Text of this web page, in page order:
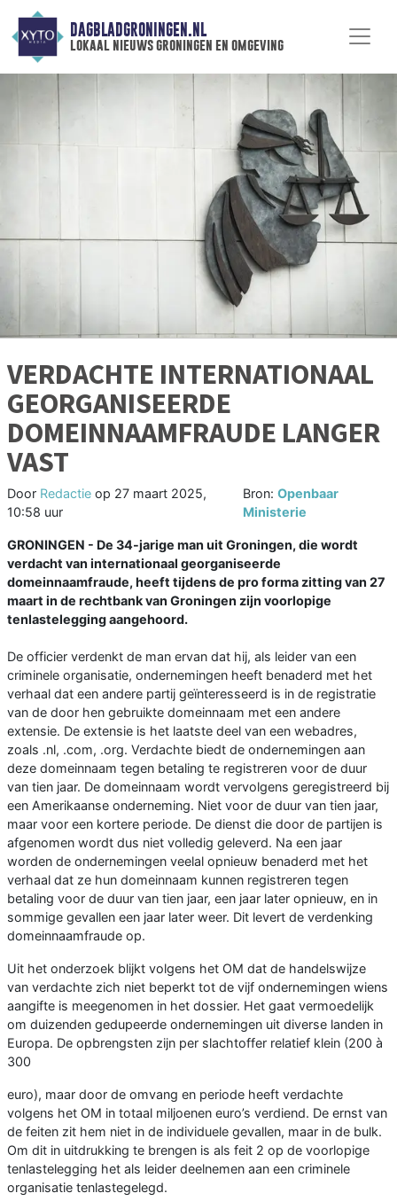
DAGBLADGRONINGEN.NL
lokaal nieuws groningen en omgeving
VERDACHTE INTERNATIONAAL
GEORGANISEERDE
DOMEINNAAMFRAUDE LANGER
VAST
Door Redactie op 27 maart 2025,
10:58 uur
Bron: Openbaar
Ministerie
GRONINGEN - De 34-jarige man uit Groningen, die wordt
verdacht van internationaal georganiseerde
domeinnaamfraude, heeft tijdens de pro forma zitting van 27
maart in de rechtbank van Groningen zijn voorlopige
tenlastelegging aangehoord.
De officier verdenkt de man ervan dat hij, als leider van een
criminele organisatie, ondernemingen heeft benaderd met het
verhaal dat een andere partij geïnteresseerd is in de registratie
van de door hen gebruikte domeinnaam met een andere
extensie. De extensie is het laatste deel van een webadres,
zoals .nl, .com, .org. Verdachte biedt de ondernemingen aan
deze domeinnaam tegen betaling te registreren voor de duur
van tien jaar. De domeinnaam wordt vervolgens geregistreerd bij
een Amerikaanse onderneming. Niet voor de duur van tien jaar,
maar voor een kortere periode. De dienst die door de partijen is
afgenomen wordt dus niet volledig geleverd. Na een jaar
worden de ondernemingen veelal opnieuw benaderd met het
verhaal dat ze hun domeinnaam kunnen registreren tegen
betaling voor de duur van tien jaar, een jaar later opnieuw, en in
sommige gevallen een jaar later weer. Dit levert de verdenking
domeinnaamfraude op.
Uit het onderzoek blijkt volgens het OM dat de handelswijze
van verdachte zich niet beperkt tot de vijf ondernemingen wiens
aangifte is meegenomen in het dossier. Het gaat vermoedelijk
om duizenden gedupeerde ondernemingen uit diverse landen in
Europa. De opbrengsten zijn per slachtoffer relatief klein (200 à
300
euro), maar door de omvang en periode heeft verdachte
volgens het OM in totaal miljoenen euro’s verdiend. De ernst van
de feiten zit hem niet in de individuele gevallen, maar in de bulk.
Om dit in uitdrukking te brengen is als feit 2 op de voorlopige
tenlastelegging het als leider deelnemen aan een criminele
organisatie tenlastegelegd.